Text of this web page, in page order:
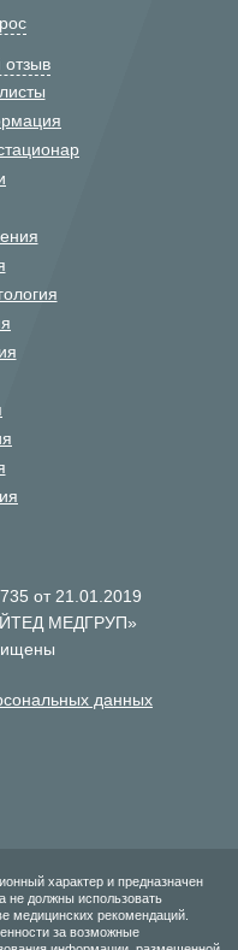
отзыв
от 21.01.2019
МЕДГРУП»
данных
характер и предназначен
не должны использовать
медицинских рекомендаций.
за возможные